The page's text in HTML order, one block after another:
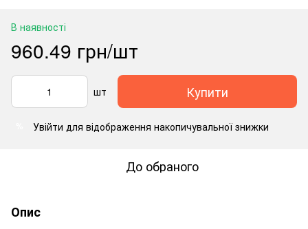
В наявності
960.49 грн/шт
шт Купити
Увійти для відображення накопичувальної знижки
До обраного
Опис